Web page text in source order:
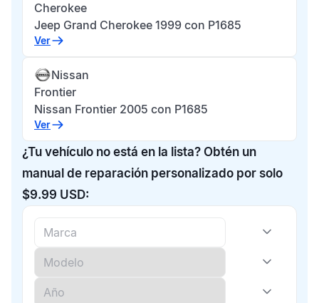
Cherokee
Jeep Grand Cherokee 1999 con P1685
Ver
Nissan
Frontier
Nissan Frontier 2005 con P1685
Ver
¿Tu vehículo no está en la lista? Obtén un
manual de reparación personalizado por solo
$9.99 USD: